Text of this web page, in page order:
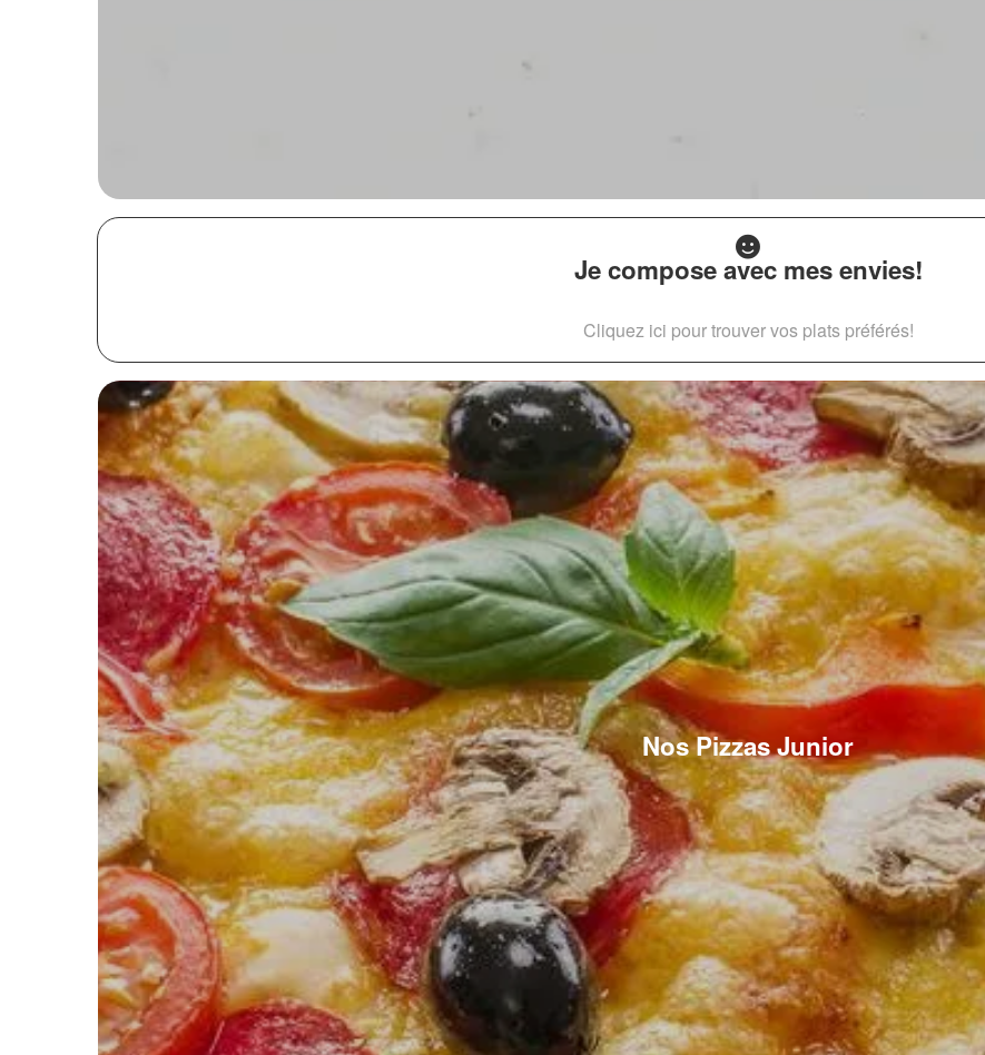
Je compose avec mes envies!
Cliquez ici pour trouver vos plats préférés!
Nos Pizzas Junior